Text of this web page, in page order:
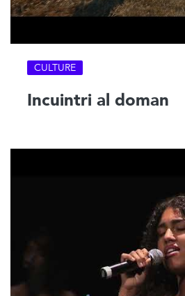
CULTURE
Incuintri al doman